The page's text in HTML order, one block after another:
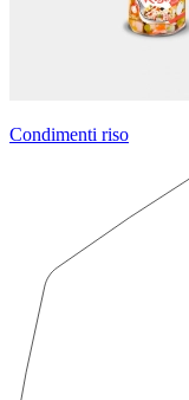
Condimenti riso